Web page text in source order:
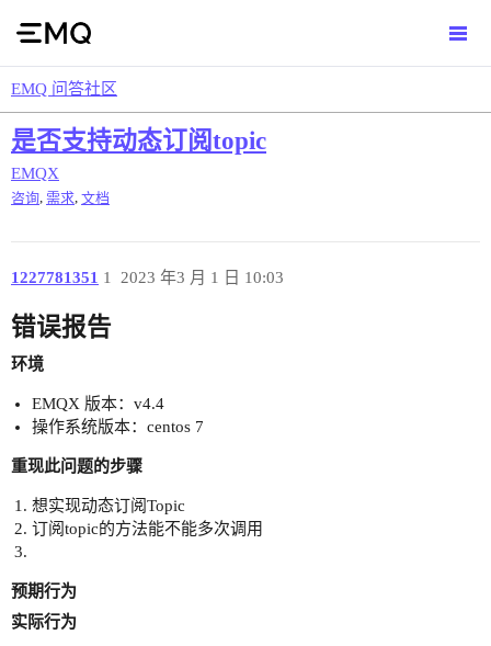
EMQ 问答社区
是否支持动态订阅topic
EMQX
咨询 需求 文档
1227781351 2023 年3 月 1 日 10:03
1
错误报告
环境
EMQX 版本：v4.4
操作系统版本：centos 7
重现此问题的步骤
想实现动态订阅Topic
订阅topic的方法能不能多次调用
预期行为
实际行为